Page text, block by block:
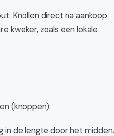
Knollen direct na aankoop
kweker, zoals een lokale
(knoppen).
in de lengte door het midden.